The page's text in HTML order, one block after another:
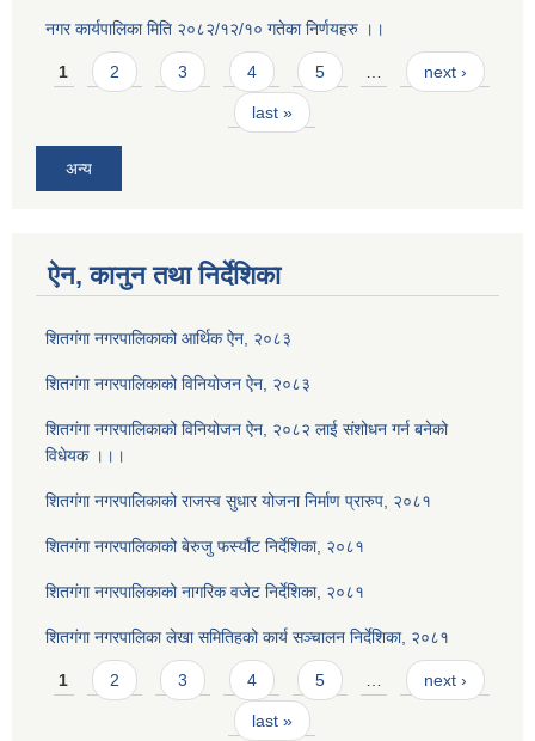
नगर कार्यपालिका मिति २०८२/१२/१० गतेका निर्णयहरु ।।
Pages
1 2 3 4 5 … next ›
last »
अन्य
ऐन, कानुन तथा निर्देशिका
शितगंगा नगरपालिकाको आर्थिक ऐन, २०८३
शितगंगा नगरपालिकाको विनियोजन ऐन, २०८३
शितगंगा नगरपालिकाको विनियोजन ऐन, २०८२ लाई संशोधन गर्न बनेको
विधेयक ।।।
शितगंगा नगरपालिकाको राजस्व सुधार योजना निर्माण प्रारुप, २०८१
शितगंगा नगरपालिकाको बेरुजु फर्स्यौट निर्देशिका, २०८१
शितगंगा नगरपालिकाको नागरिक वजेट निर्देशिका, २०८१
शितगंगा नगरपालिका लेखा समितिहको कार्य सञ्चालन निर्देशिका, २०८१
Pages
1 2 3 4 5 next ›
last »